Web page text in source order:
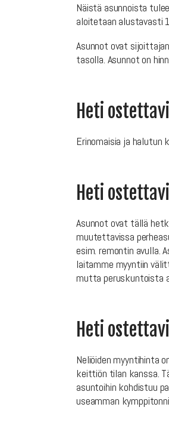
Näistä asunnoista
aloitetaan alustavasti
Asunnot ovat
tasolla. Asunnot on
Heti
Erinomaisia ja halutun
Heti
Asunnot ovat tällä
muutettavissa
esim. remontin avulla.
laitamme myyntiin
mutta peruskuntoista
Heti
Neliöiden myyntihinta
keittiön tilan kanssa.
asuntoihin kohdistuu
useamman